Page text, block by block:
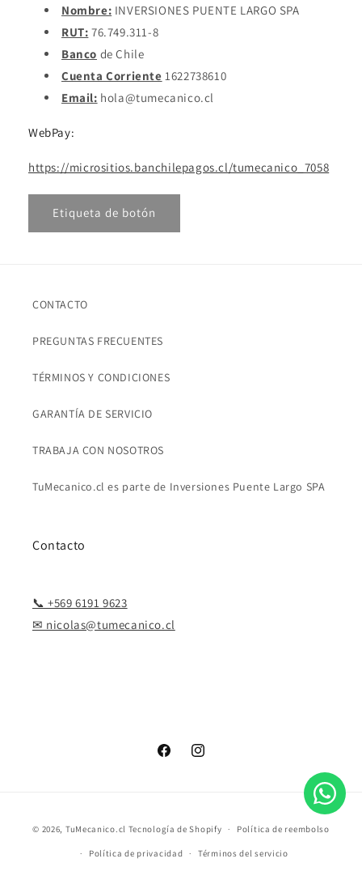
Nombre: INVERSIONES PUENTE LARGO SPA
RUT: 76.749.311-8
Banco de Chile
Cuenta Corriente 1622738610
Email: hola@tumecanico.cl
WebPay:
https://micrositios.banchilepagos.cl/tumecanico_7058
Etiqueta de botón
CONTACTO
PREGUNTAS FRECUENTES
TÉRMINOS Y CONDICIONES
GARANTÍA DE SERVICIO
TRABAJA CON NOSOTROS
TuMecanico.cl es parte de Inversiones Puente Largo SPA
Contacto
📞 +569 6191 9623
✉ nicolas@tumecanico.cl
FacebookInstagram
de
pago
© 2026, TuMecanico.cl Tecnología de Shopify Política de reembolso
Política de privacidad Términos del servicio